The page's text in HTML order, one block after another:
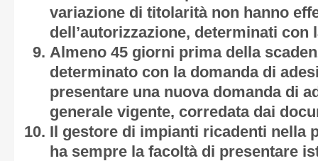
variazione di titolarità non hanno
dell’autorizzazione, determinati con
Almeno 45 giorni prima della
determinato con la domanda di
presentare una nuova domanda di
generale vigente, corredata dai
Il gestore di impianti ricadenti nella
ha sempre la facoltà di presentare